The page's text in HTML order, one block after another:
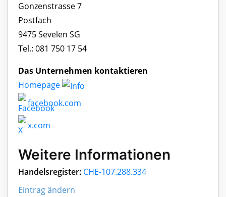
Gonzenstrasse 7
Postfach
9475 Sevelen SG
Tel.: 081 750 17 54
Das Unternehmen kontaktieren
Homepage
facebook.com
x.com
Weitere Informationen
Handelsregister: CHE-107.288.334
Eintrag ändern